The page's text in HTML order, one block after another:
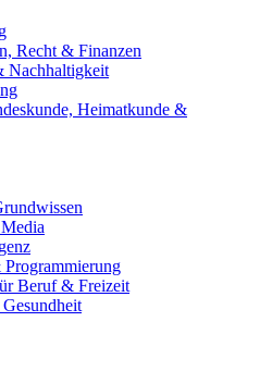
Recht & Finanzen
Nachhaltigkeit
Heimatkunde &
Beruf & Freizeit